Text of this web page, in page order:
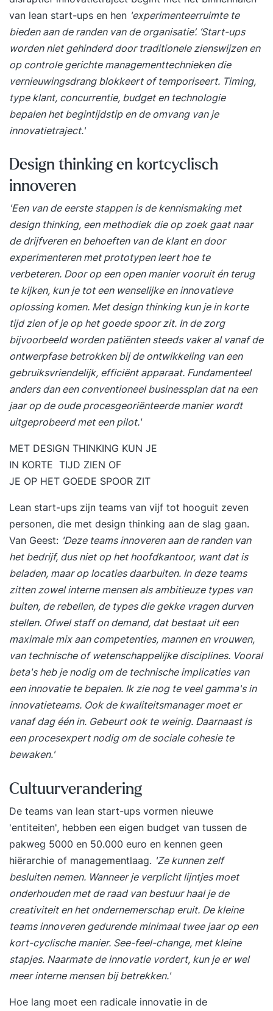
van lean start-ups en hen 'experimenteerruimte te
bieden aan de randen van de organisatie’. ‘Start-ups
worden niet gehinderd door traditionele zienswijzen en
op controle gerichte managementtechnieken die
vernieuwingsdrang blokkeert of temporiseert. Timing,
type klant, concurrentie, budget en technologie
bepalen het begintijdstip en de omvang van je
innovatietraject.'
Design thinking en kortcyclisch
innoveren
'Een van de eerste stappen is de kennismaking met
design thinking, een methodiek die op zoek gaat naar
de drijfveren en behoeften van de klant en door
experimenteren met prototypen leert hoe te
verbeteren. Door op een open manier vooruit én terug
te kijken, kun je tot een wenselijke en innovatieve
oplossing komen. Met design thinking kun je in korte
tijd zien of je op het goede spoor zit. In de zorg
bijvoorbeeld worden patiënten steeds vaker al vanaf de
ontwerpfase betrokken bij de ontwikkeling van een
gebruiksvriendelijk, efficiënt apparaat. Fundamenteel
anders dan een conventioneel businessplan dat na een
jaar op de oude procesgeoriënteerde manier wordt
uitgeprobeerd met een pilot.'
MET DESIGN THINKING KUN JE
IN KORTE TIJD ZIEN OF
JE OP HET GOEDE SPOOR ZIT
Lean start-ups zijn teams van vijf tot hooguit zeven
personen, die met design thinking aan de slag gaan.
Van Geest: 'Deze teams innoveren aan de randen van
het bedrijf, dus niet op het hoofdkantoor, want dat is
beladen, maar op locaties daarbuiten. In deze teams
zitten zowel interne mensen als ambitieuze types van
buiten, de rebellen, de types die gekke vragen durven
stellen. Ofwel staff on demand, dat bestaat uit een
maximale mix aan competenties, mannen en vrouwen,
van technische of wetenschappelijke disciplines. Vooral
beta's heb je nodig om de technische implicaties van
een innovatie te bepalen. Ik zie nog te veel gamma's in
innovatieteams. Ook de kwaliteitsmanager moet er
vanaf dag één in. Gebeurt ook te weinig. Daarnaast is
een procesexpert nodig om de sociale cohesie te
bewaken.'
Cultuurverandering
De teams van lean start-ups vormen nieuwe
'entiteiten', hebben een eigen budget van tussen de
pakweg 5000 en 50.000 euro en kennen geen
hiërarchie of managementlaag. 'Ze kunnen zelf
besluiten nemen. Wanneer je verplicht lijntjes moet
onderhouden met de raad van bestuur haal je de
creativiteit en het ondernemerschap eruit. De kleine
teams innoveren gedurende minimaal twee jaar op een
kort-cyclische manier. See-feel-change, met kleine
stapjes. Naarmate de innovatie vordert, kun je er wel
meer interne mensen bij betrekken.'
Hoe lang moet een radicale innovatie in de